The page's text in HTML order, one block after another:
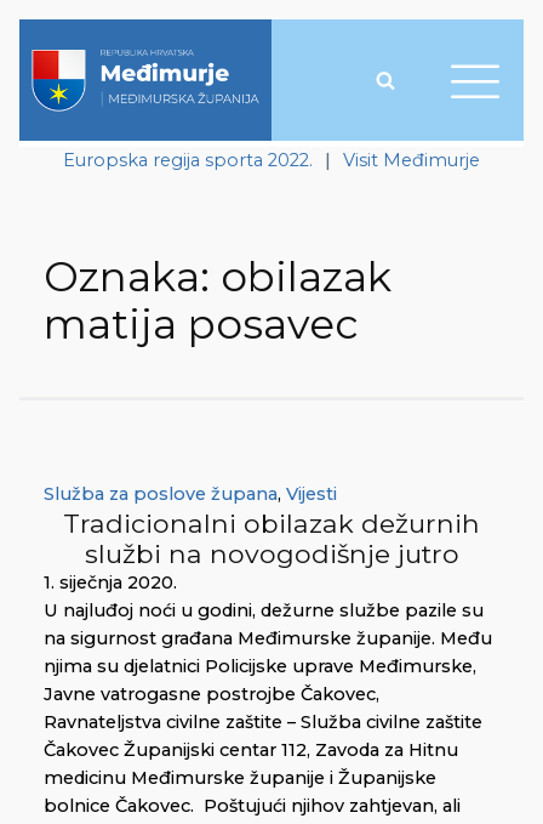
Europska regija sporta 2022. | Visit Međimurje
Oznaka: obilazak
matija posavec
Služba za poslove župana, Vijesti
Tradicionalni obilazak dežurnih
službi na novogodišnje jutro
1. siječnja 2020.
U najluđoj noći u godini, dežurne službe pazile su
na sigurnost građana Međimurske županije. Među
njima su djelatnici Policijske uprave Međimurske,
Javne vatrogasne postrojbe Čakovec,
Ravnateljstva civilne zaštite – Služba civilne zaštite
Čakovec Županijski centar 112, Zavoda za Hitnu
medicinu Međimurske županije i Županijske
bolnice Čakovec. Poštujući njihov zahtjevan, ali